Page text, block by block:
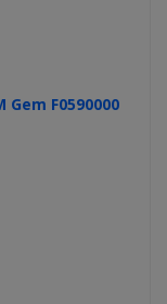
F0590000